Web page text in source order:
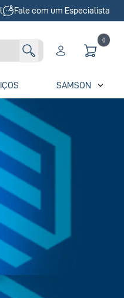
Fale com um Especialista
0
SAMSON